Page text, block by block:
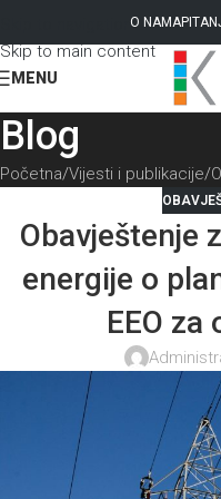
Skip to navigation
Skip to main content
O NAMA
MENU
Blog
Početna Vijesti i publikacije
Obavještenje
energije o
EEO